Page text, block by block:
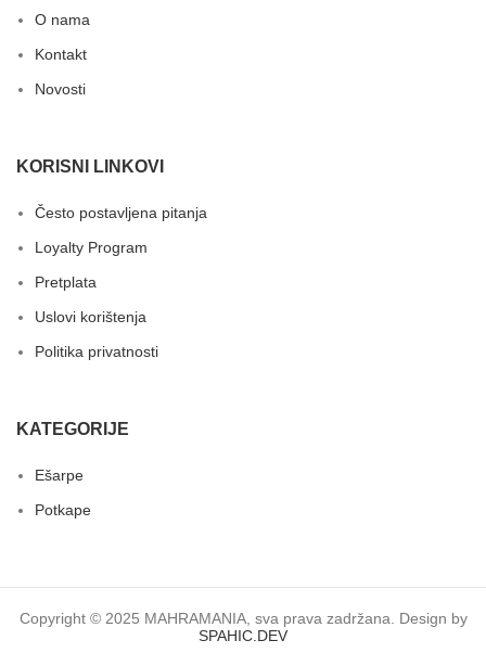
O nama
Kontakt
Novosti
KORISNI LINKOVI
Često postavljena pitanja
Loyalty Program
Pretplata
Uslovi korištenja
Politika privatnosti
KATEGORIJE
Ešarpe
Potkape
Copyright © 2025 MAHRAMANIA, sva prava zadržana. Design by
SPAHIC.DEV